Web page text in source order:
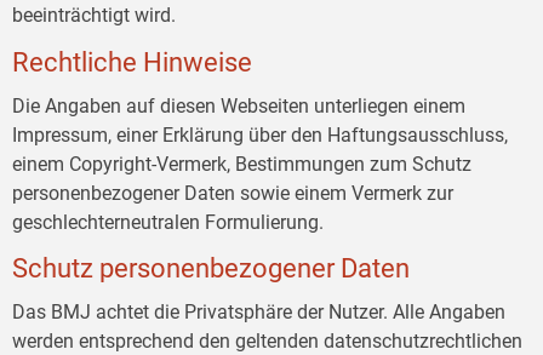
beeinträchtigt wird.
Rechtliche Hinweise
Die Angaben auf diesen Webseiten unterliegen einem
Impressum, einer Erklärung über den Haftungsausschluss,
einem Copyright-Vermerk, Bestimmungen zum Schutz
personenbezogener Daten sowie einem Vermerk zur
geschlechterneutralen Formulierung.
Schutz personenbezogener Daten
Das BMJ achtet die Privatsphäre der Nutzer. Alle Angaben
werden entsprechend den geltenden datenschutzrechtlichen